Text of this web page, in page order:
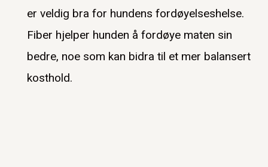
er veldig bra for hundens fordøyelseshelse.
Fiber hjelper hunden å fordøye maten sin
bedre, noe som kan bidra til et mer balansert
kosthold.